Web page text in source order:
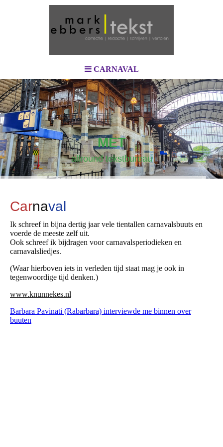
CARNAVAL
MET
allround tekstbureau
Carnaval
Ik schreef in bijna dertig jaar vele tientallen carnavalsbuuts en
voerde de meeste zelf uit.
Ook schreef ik bijdragen voor carnavalsperiodieken en
carnavalsliedjes.
(Waar hierboven iets in verleden tijd staat mag je ook in
tegenwoordige tijd denken.)
www.knunnekes.nl
Barbara Pavinati (Rabarbara) interviewde me binnen over
buuten